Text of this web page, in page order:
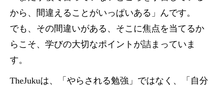
から、間違えることがいっぱいある」んです。
でも、その間違いがある、そこに焦点を当てるか
らこそ、学びの大切なポイントが詰まっていま
す。
TheJukuは、「やらされる勉強」ではなく、「自分